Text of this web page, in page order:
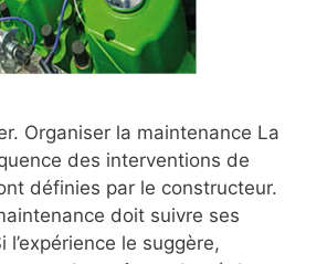
Organiser la maintenance La
des interventions de
définies par le constructeur.
doit suivre ses
l’expérience le suggère,